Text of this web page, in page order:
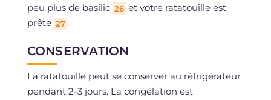
peu plus de basilic 26 et votre ratatouille est
prête 27 .
CONSERVATION
La ratatouille peut se conserver au réfrigérateur
pendant 2-3 jours. La congélation est